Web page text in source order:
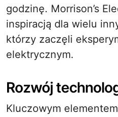
godzinę. Morrison’s
inspiracją dla wielu
którzy zaczęli
elektrycznym.
Rozwój
Kluczowym